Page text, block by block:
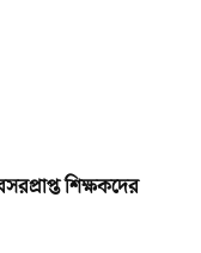
শিক্ষকদের